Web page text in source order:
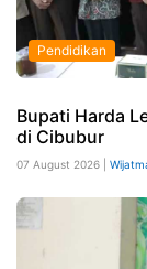
Pendidikan
Bupati Harda
di Cibubur
07 August 2026 |